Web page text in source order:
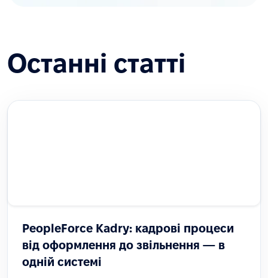
Останні статті
PeopleForce Kadry: кадрові процеси
від оформлення до звільнення — в
одній системі